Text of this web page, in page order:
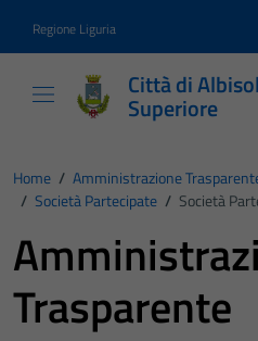
Regione Liguria
Città di
Superiore
Home / Amministrazione
/ Società Partecipate / Società
Trasparente